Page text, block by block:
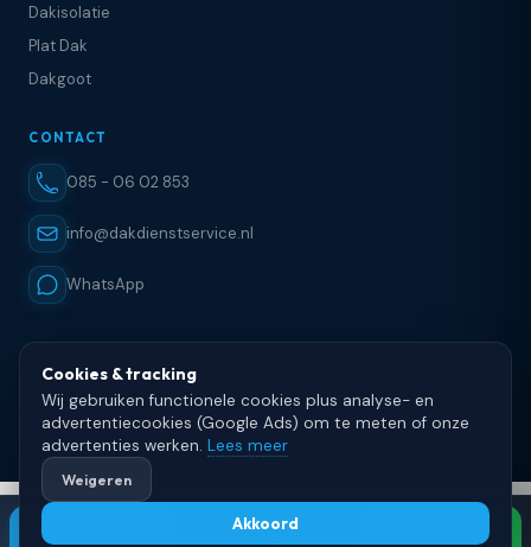
Dakisolatie
Plat Dak
Dakgoot
CONTACT
085 - 06 02 853
info@dakdienstservice.nl
WhatsApp
© 2025 DakDienstService · Dakdekker in heel Nederland · KvK 80900488 ·
Website door yoursystem.agency
Home DienstenReviews
Cookies & tracking
Wij gebruiken functionele cookies plus analyse- en
advertentiecookies (Google Ads) om te meten of onze
advertenties werken. Lees meer
Weigeren
Akkoord